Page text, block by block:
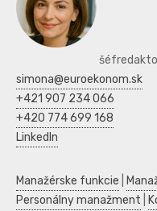
simona@euroekonom.sk
+421 907 234 066
+420 774 699 168
LinkedIn
Manažérske funkcie
Personálny manažment